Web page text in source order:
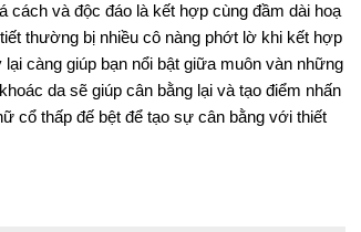
cách và độc đáo là kết hợp cùng đầm dài hoạ
thường bị nhiều cô nàng phớt lờ khi kết hợp
càng giúp bạn nổi bật giữa muôn vàn những
da sẽ giúp cân bằng lại và tạo điểm nhấn
cổ thấp đế bệt để tạo sự cân bằng với thiết